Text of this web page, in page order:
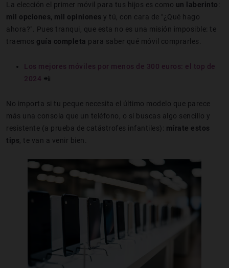
La elección el primer móvil para tus hijos es como un laberinto:
mil opciones, mil opiniones y tú, con cara de "¿Qué hago
ahora?". Pues tranqui, que esta no es una misión imposible: te
traemos guía completa para saber qué móvil comprarles.
Los mejores móviles por menos de 300 euros: el top de
2024 📲
No importa si tu peque necesita el último modelo que parece
más una consola que un teléfono, o si buscas algo sencillo y
resistente (a prueba de catástrofes infantiles): mírate estos
tips , te van a venir bien.